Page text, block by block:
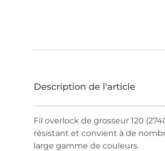
Fil overlock de grosseur 120
résistant et convient à de
large gamme de couleurs.